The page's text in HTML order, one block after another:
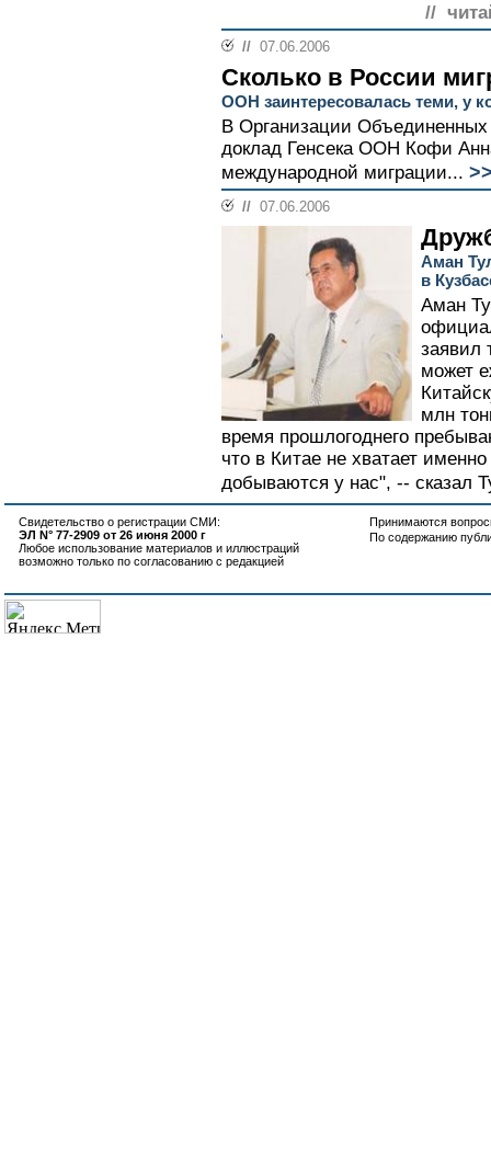
//
// 07.06.2006
Сколько в России
ООН заинтересовалась теми, у
В Организации
доклад Генсека ООН Кофи
международной миграции...
// 07.06.2006
Аман
в
Аман
заявил
может
млн
время прошлогоднего
что в Китае не хватает
добываются у нас", -- сказал
Свидетельство о регистрации СМИ:
ЭЛ N° 77-2909 от 26 июня 2000 г
Любое использование материалов и иллюстраций
возможно только по согласованию с редакцией
Принимаются
По содержанию